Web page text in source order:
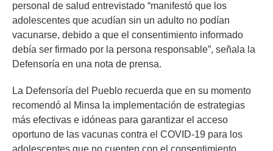
personal de salud entrevistado “manifestó que los
adolescentes que acudían sin un adulto no podían
vacunarse, debido a que el consentimiento informado
debía ser firmado por la persona responsable”, señala la
Defensoría en una nota de prensa.
La Defensoría del Pueblo recuerda que en su momento
recomendó al Minsa la implementación de estrategias
más efectivas e idóneas para garantizar el acceso
oportuno de las vacunas contra el COVID-19 para los
adolescentes que no cuenten con el consentimiento